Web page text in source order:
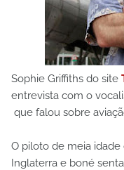
Sophie Griffiths do site
entrevista com o
que falou sobre
O piloto de meia
Inglaterra e boné